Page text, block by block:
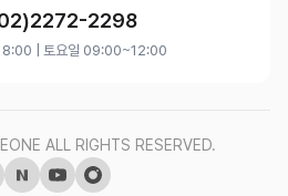
2298
| 토요일 09:00~12:00
ALL RIGHTS RESERVED.